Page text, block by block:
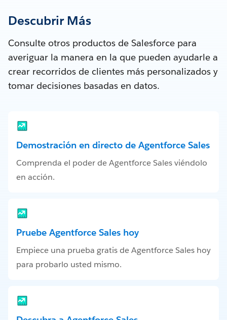
Descubrir Más
Consulte otros productos de Salesforce para
averiguar la manera en la que pueden ayudarle a
crear recorridos de clientes más personalizados y
tomar decisiones basadas en datos.
Demostración en directo de Agentforce Sales
Comprenda el poder de Agentforce Sales viéndolo
en acción.
Pruebe Agentforce Sales hoy
Empiece una prueba gratis de Agentforce Sales hoy
para probarlo usted mismo.